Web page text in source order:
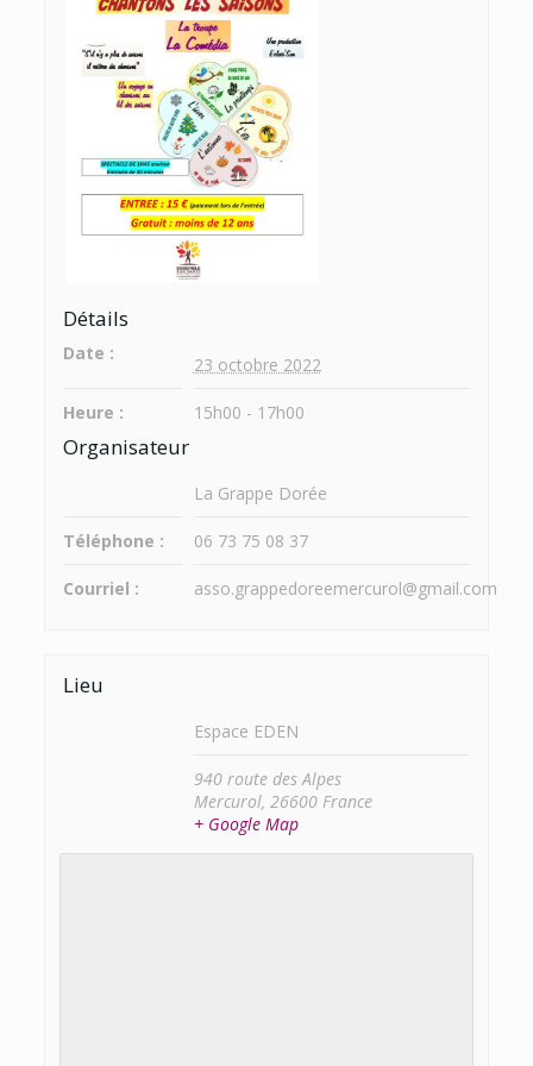
Détails
Date :
23 octobre 2022
Heure : 15h00 - 17h00
Organisateur
La Grappe Dorée
Téléphone : 06 73 75 08 37
Courriel : asso.grappedoreemercurol@gmail.com
Lieu
Espace EDEN
940 route des Alpes
Mercurol, 26600 France
+ Google Map